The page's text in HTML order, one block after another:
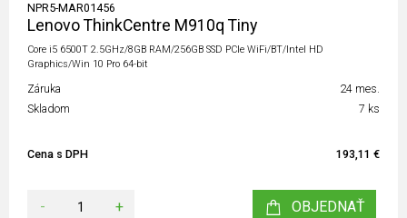
NPR5-MAR01456
Lenovo ThinkCentre M910q Tiny
Core i5 6500T 2.5GHz/8GB RAM/256GB SSD PCIe WiFi/BT/Intel HD
Graphics/Win 10 Pro 64-bit
Záruka
24 mes.
Skladom
7 ks
Cena s DPH 193,11 €
- + OBJEDNAŤ